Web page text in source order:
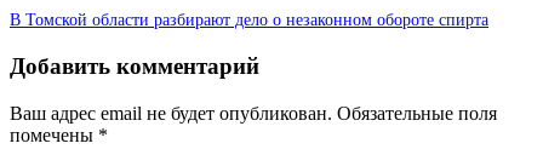
В Томской области разбирают дело о незаконном обороте спирта
Добавить комментарий
Ваш адрес email не будет опубликован. Обязательные поля
помечены *